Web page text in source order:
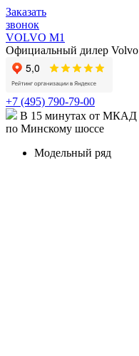
Заказать
звонок
VOLVO M1
Официальный дилер Volvo
+7 (495) 790-79-00
В 15 минутах от МКАД
по Минскому шоссе
Модельный ряд